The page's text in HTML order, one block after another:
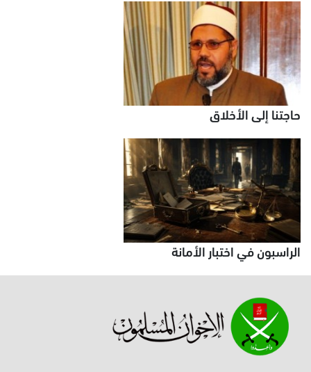
حاجتنا إلى الأخلاق
الراسبون في اختبار الأمانة